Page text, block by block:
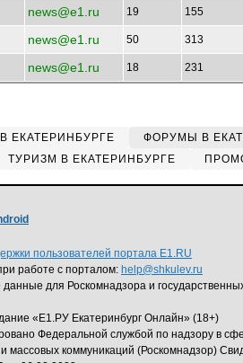
news@e1.ru 19 155
news@e1.ru 50 313
news@e1.ru 18 231
ЕКАТЕРИНБУРГЕ ФОРУМЫ В
ТУРИЗМ В ЕКАТЕРИНБУРГЕ
пользователей портала E1.RU
работе с порталом: help@shkulev.ru
данные для Роскомнадзора и
«Е1.РУ Екатеринбург Онлайн» (18+)
Федеральной службой по надзору в
и массовых коммуникаций (Роскомнадзор)